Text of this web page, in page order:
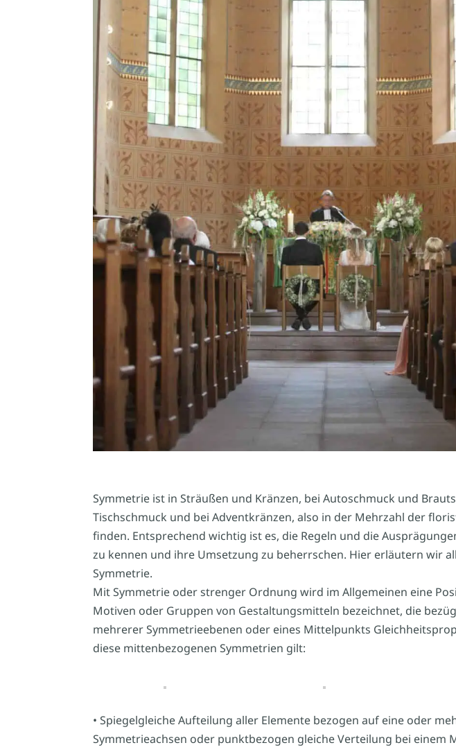
Symmetrie ist in Sträußen und Kränzen, bei Autoschmuck und
Tischschmuck und bei Adventkränzen, also in der Mehrzahl der
finden. Entsprechend wichtig ist es, die Regeln und die
zu kennen und ihre Umsetzung zu beherrschen. Hier erläutern wir
Symmetrie.
Mit Symmetrie oder strenger Ordnung wird im Allgemeinen eine
Motiven oder Gruppen von Gestaltungsmitteln bezeichnet, die
mehrerer Symmetrieebenen oder eines Mittelpunkts
diese mittenbezogenen Symmetrien gilt:
• Spiegelgleiche Aufteilung aller Elemente bezogen auf eine oder
Symmetrieachsen oder punktbezogen gleiche Verteilung bei einem